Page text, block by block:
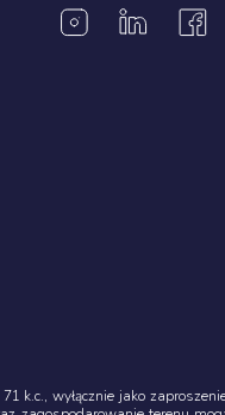
k.c., wyłącznie jako